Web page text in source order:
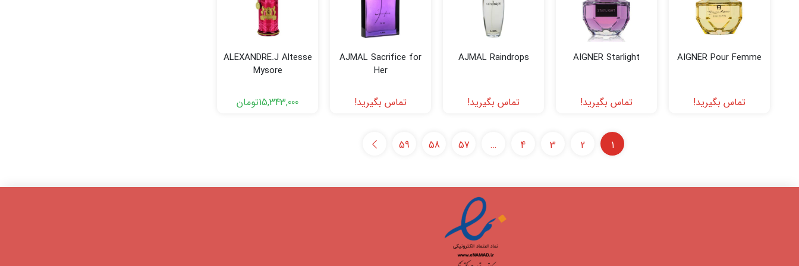
AIGNER Pour Femme
تماس بگیرید!
AIGNER Starlight
تماس بگیرید!
AJMAL Raindrops
تماس بگیرید!
AJMAL Sacrifice for
Her
تماس بگیرید!
ALEXANDRE.J Altesse
Mysore
15,343,000تومان
1
2
3
4
…
57
58
59